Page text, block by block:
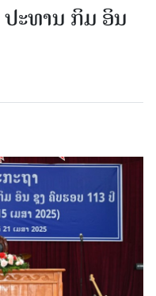
ະທານ ກິມ ອິນ